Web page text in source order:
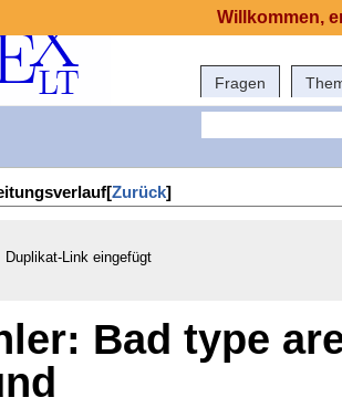
Fragen
Zurück]
Duplikat-Link eingefügt
Bad type
Willkommen,